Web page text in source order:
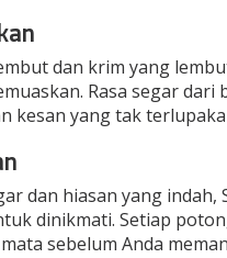
dan krim yang
Rasa segar dari
kesan yang tak
dan hiasan yang indah,
dinikmati. Setiap
sebelum Anda